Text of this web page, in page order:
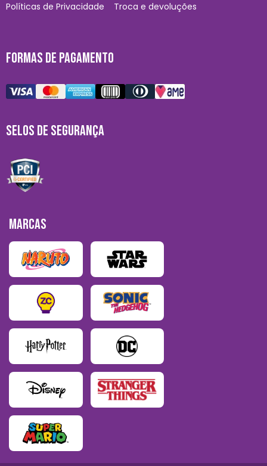
Políticas de Privacidade Troca e devoluções
FORMAS DE PAGAMENTO
SELOS DE SEGURANÇA
MARCAS